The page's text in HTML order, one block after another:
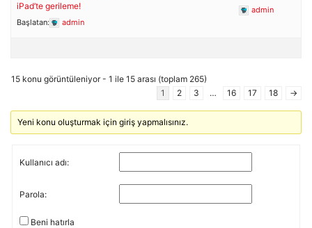
iPad’te gerileme!
Başlatan: admin
admin
15 konu görüntüleniyor - 1 ile 15 arası (toplam 265)
1
2 3 … 16 17 18 →
Yeni konu oluşturmak için giriş yapmalısınız.
Kullanıcı adı:
Parola:
Beni hatırla